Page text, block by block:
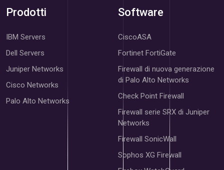
Prodotti
IBM Servers
Dell Servers
Juniper Networks
Cisco Networks
Palo Alto Networks
Software
CiscoASA
Fortinet FortiGate
Firewall di nuova generazione
di Palo Alto Networks
Check Point Firewall
Firewall serie SRX di Juniper
Networks
Firewall SonicWall
Sophos XG Firewall